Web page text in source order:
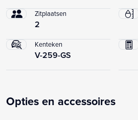
Zitplaatsen
2
Kenteken
V-259-GS
Opties en accessoires